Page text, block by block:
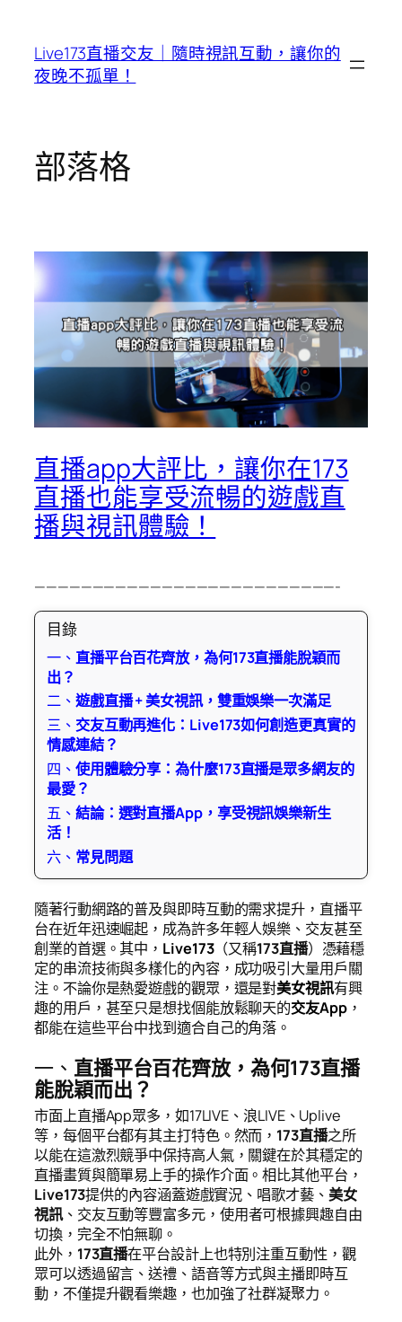
Live173直播交友｜隨時視訊互動，讓你的
夜晚不孤單！
部落格
直播app大評比，讓你在173
直播也能享受流暢的遊戲直
播與視訊體驗！
——————————————————————————-
目錄
一、 直播平台百花齊放，為何173直播能脫穎而
出？
二、 遊戲直播 + 美女視訊，雙重娛樂一次滿足
三、 交友互動再進化：Live173如何創造更真實的
情感連結？
四、 使用體驗分享：為什麼173直播是眾多網友的
最愛？
五、 結論：選對直播App，享受視訊娛樂新生
活！
六、 常見問題
隨著行動網路的普及與即時互動的需求提升，直播平
台在近年迅速崛起，成為許多年輕人娛樂、交友甚至
創業的首選。其中， Live173（又稱173直播）憑藉穩
定的串流技術與多樣化的內容，成功吸引大量用戶關
注。不論你是熱愛遊戲的觀眾，還是對美女視訊有興
趣的用戶，甚至只是想找個能放鬆聊天的交友App，
都能在這些平台中找到適合自己的角落。
一、 直播平台百花齊放，為何173直播
能脫穎而出？
市面上直播App眾多，如17LIVE、浪LIVE、Uplive
等，每個平台都有其主打特色。然而， 173直播之所
以能在這激烈競爭中保持高人氣，關鍵在於其穩定的
直播畫質與簡單易上手的操作介面。相比其他平台，
Live173提供的內容涵蓋遊戲實況、唱歌才藝、 美女
視訊、交友互動等豐富多元，使用者可根據興趣自由
切換，完全不怕無聊。
此外， 173直播在平台設計上也特別注重互動性，觀
眾可以透過留言、送禮、語音等方式與主播即時互
動，不僅提升觀看樂趣，也加強了社群凝聚力。